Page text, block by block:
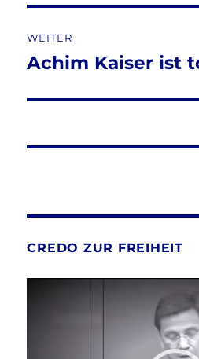
WEITER
Nächster
Achim Kaiser ist
CREDO ZUR FREIHEIT